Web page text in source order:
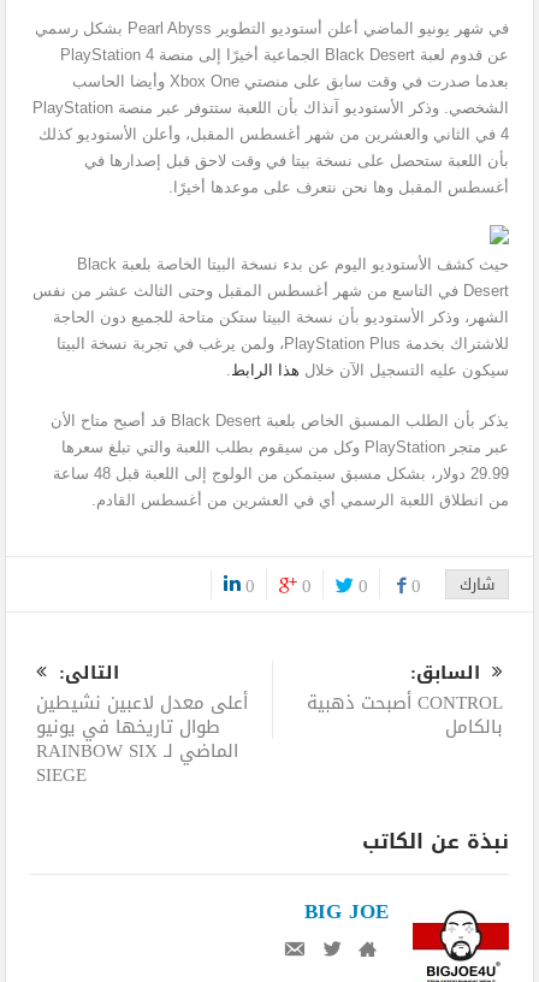
في شهر يونيو الماضي أعلن أستوديو التطوير Pearl Abyss بشكل رسمي
عن قدوم لعبة Black Desert الجماعية أخيرًا إلى منصة PlayStation 4
بعدما صدرت في وقت سابق على منصتي Xbox One وأيضا الحاسب
الشخصي. وذكر الأستوديو آنذاك بأن اللعبة ستتوفر عبر منصة PlayStation
4 في الثاني والعشرين من شهر أغسطس المقبل، وأعلن الأستوديو كذلك
بأن اللعبة ستحصل على نسخة بيتا في وقت لاحق قبل إصدارها في
أغسطس المقبل وها نحن نتعرف على موعدها أخيرًا.
حيث كشف الأستوديو اليوم عن بدء نسخة البيتا الخاصة بلعبة Black
Desert في التاسع من شهر أغسطس المقبل وحتى الثالث عشر من نفس
الشهر، وذكر الأستوديو بأن نسخة البيتا ستكن متاحة للجميع دون الحاجة
للاشتراك بخدمة PlayStation Plus، ولمن يرغب في تجربة نسخة البيتا
سيكون عليه التسجيل الآن خلال هذا الرابط.
يذكر بأن الطلب المسبق الخاص بلعبة Black Desert قد أصبح متاح الأن
عبر متجر PlayStation وكل من سيقوم بطلب اللعبة والتي تبلغ سعرها
29.99 دولار، بشكل مسبق سيتمكن من الولوج إلى اللعبة قبل 48 ساعة
من انطلاق اللعبة الرسمي أي في العشرين من أغسطس القادم.
شارك 0
0
0
0
السابق:
CONTROL أصبحت ذهبية
بالكامل
التالى:
أعلى معدل لاعبين نشيطين
طوال تاريخها في يونيو
الماضي لـ RAINBOW SIX
SIEGE
نبذة عن الكاتب
BIG JOE